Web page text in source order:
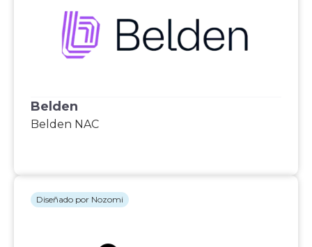
Belden
Belden NAC
Diseñado por Nozomi